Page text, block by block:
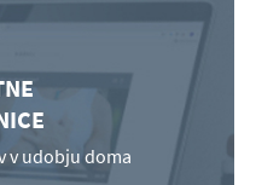
v udobju doma